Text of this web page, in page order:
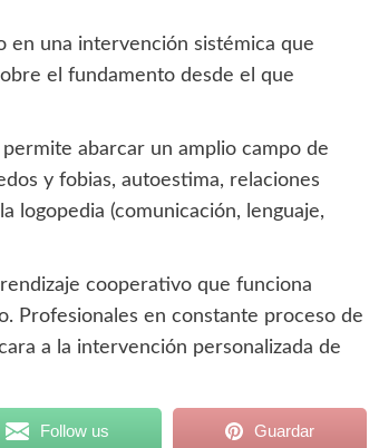
en una intervención sistémica que
el fundamento desde el que
abarcar un amplio campo de
y fobias, autoestima, relaciones
logopedia (comunicación, lenguaje,
cooperativo que funciona
Profesionales en constante proceso de
a la intervención personalizada de
Follow us Guardar